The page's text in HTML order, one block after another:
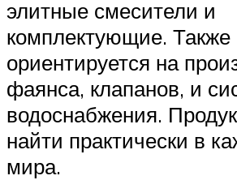
элитные смесители и
комплектующие. Также
ориентируется на
фаянса, клапанов, и
водоснабжения.
найти практически в
мира.